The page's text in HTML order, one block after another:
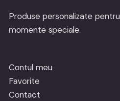
Produse personalizate
momente speciale.
Contul meu
Favorite
Contact